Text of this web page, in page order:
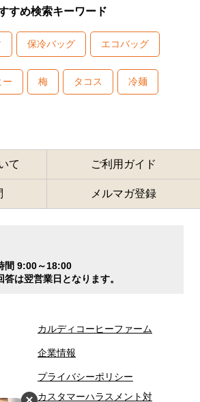
すめ検索キーワード
保冷バッグ エコバッグ
ー 梅 タコス 冷麺
て ご利用ガイド
メルマガ登録
間 9:00～18:00
は翌営業日となります。
カルディコーヒーファーム
企業情報
プライバシーポリシー
カスタマーハラスメント対